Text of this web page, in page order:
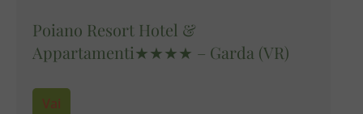
Poiano Resort Hotel &
Appartamenti★★★★ – Garda (VR)
Vai